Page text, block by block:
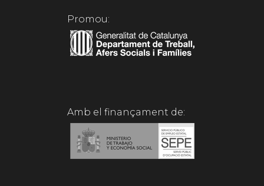
Promou:
Amb el finançament de: